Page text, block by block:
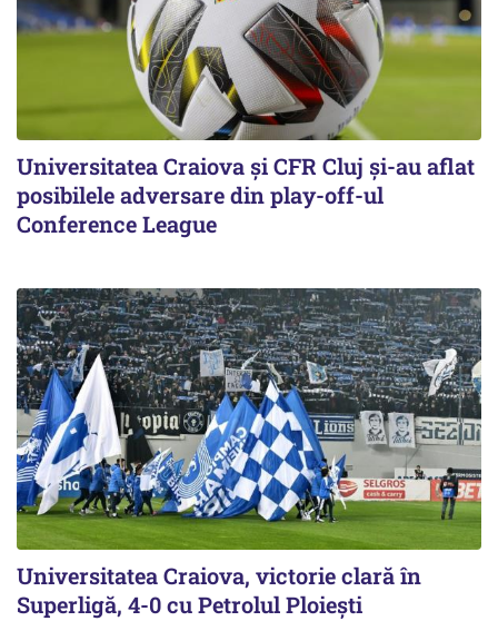
Universitatea Craiova și CFR Cluj și-au aflat
posibilele adversare din play-off-ul
Conference League
Universitatea Craiova, victorie clară în
Superligă, 4-0 cu Petrolul Ploieşti